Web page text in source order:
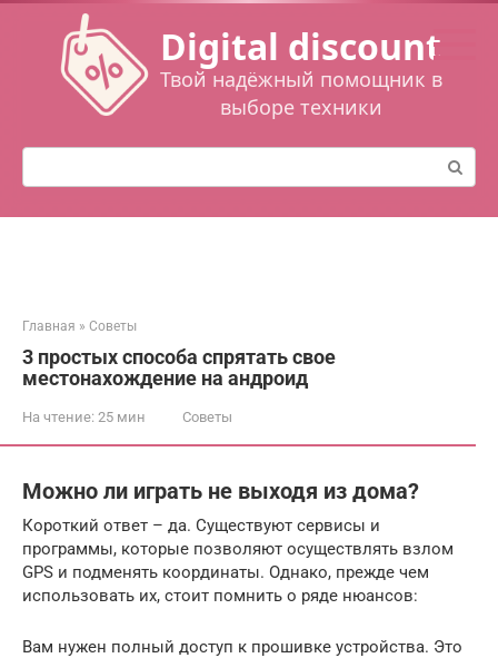
Перейти
контенту
Digital discount
Твой надёжный помощник в
выборе техники
Поиск:
Главная » Советы
3 простых способа спрятать свое
местонахождение на андроид
На чтение: 25 мин Советы
Можно ли играть не выходя из дома?
Короткий ответ – да. Существуют сервисы и
программы, которые позволяют осуществлять взлом
GPS и подменять координаты. Однако, прежде чем
использовать их, стоит помнить о ряде нюансов:
Вам нужен полный доступ к прошивке устройства. Это